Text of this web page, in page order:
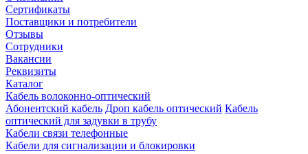
Сертификаты
Поставщики и потребители
Отзывы
Сотрудники
Вакансии
Реквизиты
Каталог
Кабель волоконно-оптический
Абонентский кабель Дроп кабель оптический Кабель
оптический для задувки в трубу
Кабели связи телефонные
Кабели для сигнализации и блокировки